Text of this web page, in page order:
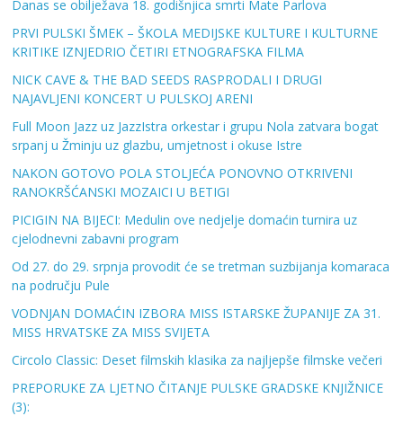
Danas se obilježava 18. godišnjica smrti Mate Parlova
PRVI PULSKI ŠMEK – ŠKOLA MEDIJSKE KULTURE I KULTURNE
KRITIKE IZNJEDRIO ČETIRI ETNOGRAFSKA FILMA
NICK CAVE & THE BAD SEEDS RASPRODALI I DRUGI
NAJAVLJENI KONCERT U PULSKOJ ARENI
Full Moon Jazz uz JazzIstra orkestar i grupu Nola zatvara bogat
srpanj u Žminju uz glazbu, umjetnost i okuse Istre
NAKON GOTOVO POLA STOLJEĆA PONOVNO OTKRIVENI
RANOKRŠĆANSKI MOZAICI U BETIGI
PICIGIN NA BIJECI: Medulin ove nedjelje domaćin turnira uz
cjelodnevni zabavni program
Od 27. do 29. srpnja provodit će se tretman suzbijanja komaraca
na području Pule
VODNJAN DOMAĆIN IZBORA MISS ISTARSKE ŽUPANIJE ZA 31.
MISS HRVATSKE ZA MISS SVIJETA
Circolo Classic: Deset filmskih klasika za najljepše filmske večeri
PREPORUKE ZA LJETNO ČITANJE PULSKE GRADSKE KNJIŽNICE
(3):